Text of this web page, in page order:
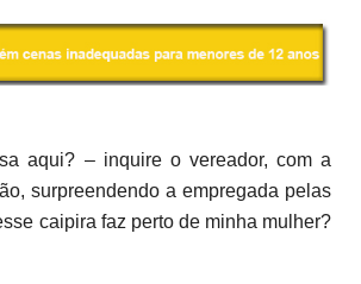
aqui? – inquire o vereador, com a
surpreendendo a empregada pelas
caipira faz perto de minha mulher?